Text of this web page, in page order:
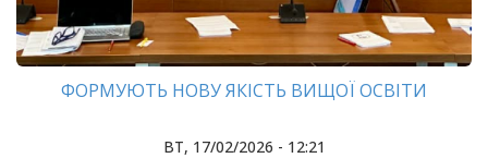
ФОРМУЮТЬ НОВУ ЯКІСТЬ ВИЩОЇ ОСВІТИ
ВТ, 17/02/2026 - 12:21